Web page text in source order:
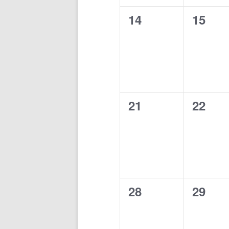
0
14
0
15
0
21
0
22
0
28
0
29